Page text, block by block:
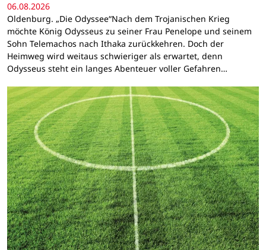
06.08.2026
Oldenburg. „Die Odyssee“Nach dem Trojanischen Krieg
möchte König Odysseus zu seiner Frau Penelope und seinem
Sohn Telemachos nach Ithaka zurückkehren. Doch der
Heimweg wird weitaus schwieriger als erwartet, denn
Odysseus steht ein langes Abenteuer voller Gefahren…